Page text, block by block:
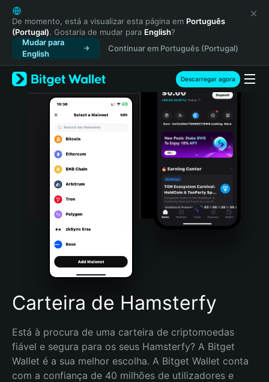
English
日本語
Tiếng Việt
Русский
Español (Latinoamérica)
Türkçe
Italiano
Português (Portugal)
Bahasa Indonesia
Português (Brasil)
Español (Argentina)
De momento, está a visualizar esta página em Português
(Portugal). Gostaria de mudar para English?
Mudar para
English
Continuar em Português (Portugal)
Descarregar agora
Carteira de Hamsterfy
Está à procura de uma carteira de criptomoedas
fiável e segura para os seus Hamsterfy? A Bitget
Wallet é a sua melhor escolha. A Bitget Wallet conta
com a confiança de 40 milhões de utilizadores e